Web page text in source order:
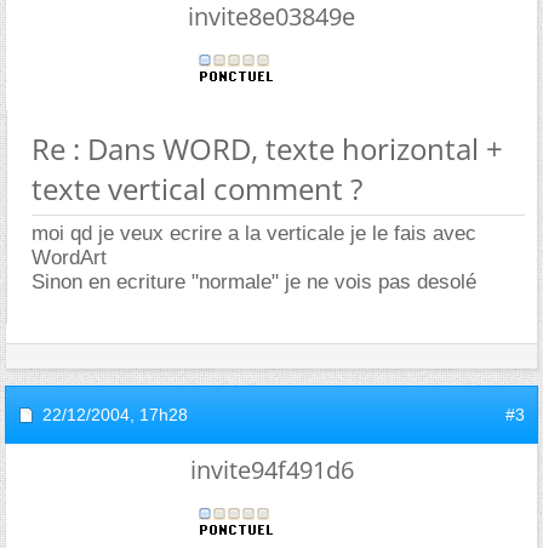
invite8e03849e
Re : Dans WORD, texte horizontal +
texte vertical comment ?
moi qd je veux ecrire a la verticale je le fais avec
WordArt
Sinon en ecriture "normale" je ne vois pas desolé
22/12/2004, 17h28 #3
invite94f491d6